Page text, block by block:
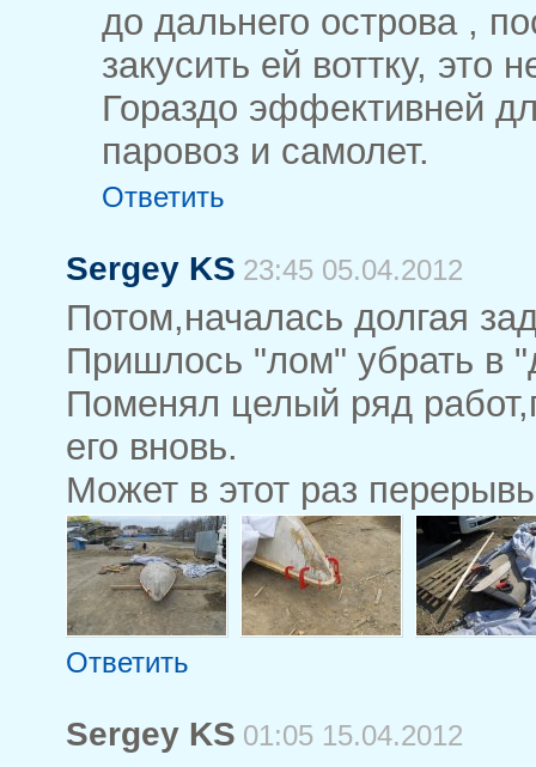
до дальнего острова ,
закусить ей воттку, это
Гораздо эффективней
паровоз и самолет.
Ответить
Sergey KS 23:45 05.04.2012
Потом,началась долгая
Пришлось "лом" убрать в
Поменял целый ряд
его вновь.
Может в этот раз
Ответить
Sergey KS 01:05 15.04.2012